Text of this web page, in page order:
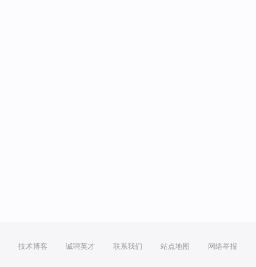
技术博客 诚聘英才 联系我们 站点地图 网络举报